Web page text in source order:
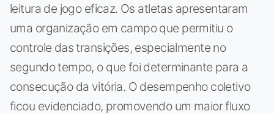
leitura de jogo eficaz. Os atletas apresentaram
uma organização em campo que permitiu o
controle das transições, especialmente no
segundo tempo, o que foi determinante para a
consecução da vitória. O desempenho coletivo
ficou evidenciado, promovendo um maior fluxo